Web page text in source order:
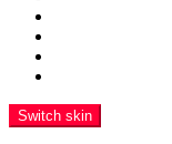
Switch skin